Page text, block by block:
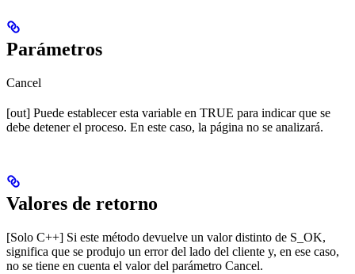
Parámetros
Cancel
[out] Puede establecer esta variable en TRUE para indicar que se
debe detener el proceso. En este caso, la página no se analizará.
Valores de retorno
[Solo C++] Si este método devuelve un valor distinto de S_OK,
significa que se produjo un error del lado del cliente y, en ese caso,
no se tiene en cuenta el valor del parámetro Cancel.